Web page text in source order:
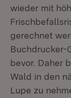
wieder mit
gerechnet
Buchdrucker-
bevor. Daher
Wald in den
Lupe zu